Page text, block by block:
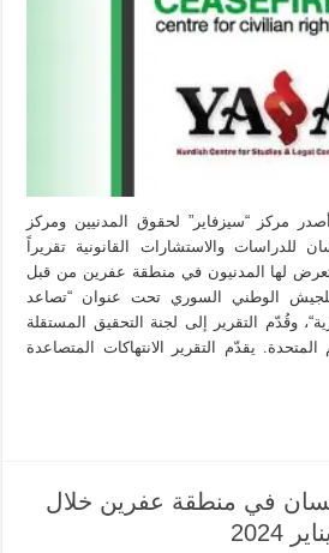
14 أيار/ مايو 2024 أصدر مركز “سيزفاير” لحقوق المدنيين ومركز
للدراسات والاستشارات القانونية تقريراً
لها المدنيون في منطقة عفرين من قبل
للجيش الوطني السوري تحت عنوان “تصاعد
وقُدّم التقرير إلى لجنة التحقيق المستقلة
المتحدة. يقدّم التقرير الانتهاكات المتصاعدة
في منطقة عفرين خلال
2024